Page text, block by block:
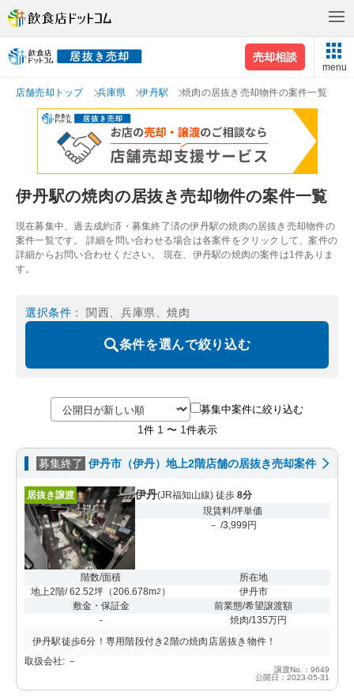
売却相談
menu
店舗売却トップ 兵庫県 伊丹駅 焼肉の居抜き売却物件の案件一覧
伊丹駅の焼肉の居抜き売却物件の案件一覧
現在募集中、過去成約済・募集終了済の伊丹駅の焼肉の居抜き売却物件の
案件一覧です。 詳細を問い合わせる場合は各案件をクリックして、案件の
詳細からお問い合わせください。 現在、伊丹駅の焼肉の案件は1件ありま
す。
選択条件 ： 関西、兵庫県、焼肉
条件を選んで絞り込む
募集中案件に絞り込む
1 件 1 〜 1 件表示
募集終了 伊丹市（伊丹）地上2階店舗の居抜き売却案件
居抜き譲渡 伊丹(JR福知山線) 徒歩 8分
現賃料/坪単価
－ /3,999円
階数/面積
地上2階/ 62.52坪 （206.678m2 ）
所在地
伊丹市
敷金・保証金
-
前業態/希望譲渡額
焼肉/135万円
伊丹駅徒歩6分！専用階段付き2階の焼肉店居抜き物件！
取扱会社: －
譲渡No.：9649
公開日：2023-05-31